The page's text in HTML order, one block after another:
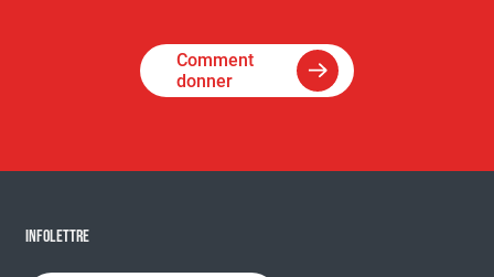
Comment
donner
INFOLETTRE